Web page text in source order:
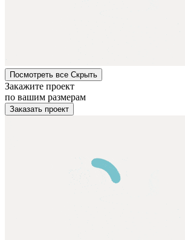
Посмотреть все Cкрыть
Закажите проект
по вашим размерам
Заказать проект